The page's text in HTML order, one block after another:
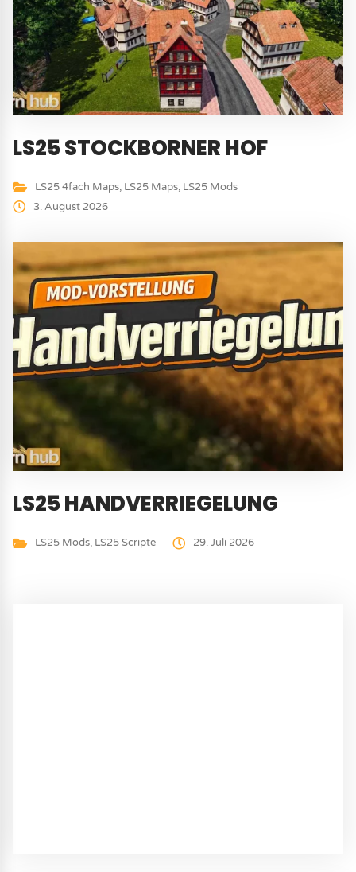
LS25 STOCKBORNER HOF
LS25 4fach Maps, LS25 Maps, LS25 Mods
3. August 2026
LS25 HANDVERRIEGELUNG
LS25 Mods, LS25 Scripte 29. Juli 2026